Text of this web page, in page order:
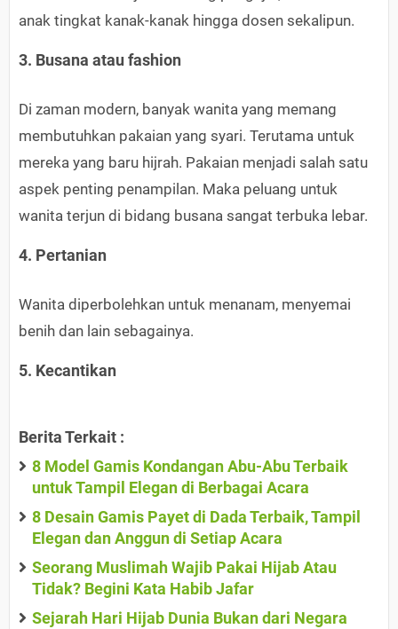
anak tingkat kanak-kanak hingga dosen sekalipun.
3. Busana atau fashion
Di zaman modern, banyak wanita yang memang
membutuhkan pakaian yang syari. Terutama untuk
mereka yang baru hijrah. Pakaian menjadi salah satu
aspek penting penampilan. Maka peluang untuk
wanita terjun di bidang busana sangat terbuka lebar.
4. Pertanian
Wanita diperbolehkan untuk menanam, menyemai
benih dan lain sebagainya.
5. Kecantikan
Berita Terkait :
8 Model Gamis Kondangan Abu-Abu Terbaik
untuk Tampil Elegan di Berbagai Acara
8 Desain Gamis Payet di Dada Terbaik, Tampil
Elegan dan Anggun di Setiap Acara
Seorang Muslimah Wajib Pakai Hijab Atau
Tidak? Begini Kata Habib Jafar
Sejarah Hari Hijab Dunia Bukan dari Negara